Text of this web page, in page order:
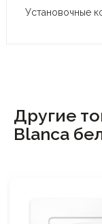
Установочные
Другие
Blanca